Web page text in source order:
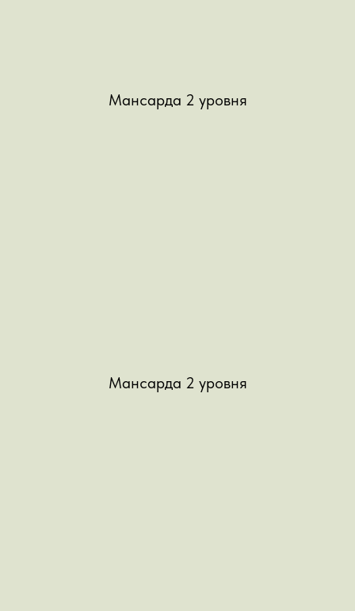
Мансарда 2 уровня
Мансарда 2 уровня